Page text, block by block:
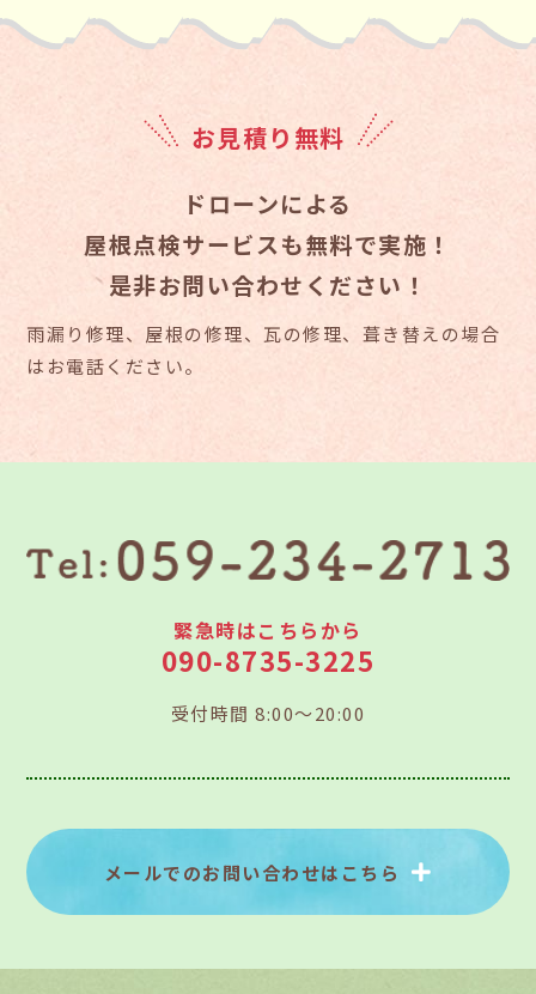
お見積り無料
ドローンによる
屋根点検サービスも無料で実施！
是非お問い合わせください！
雨漏り修理、屋根の修理、瓦の修理、葺き替えの場合
はお電話ください。
緊急時はこちらから
090-8735-3225
受付時間 8:00～20:00
メールでのお問い合わせはこちら